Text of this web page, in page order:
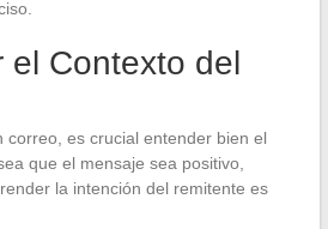
el Contexto del
correo, es crucial entender bien el
que el mensaje sea positivo,
la intención del remitente es